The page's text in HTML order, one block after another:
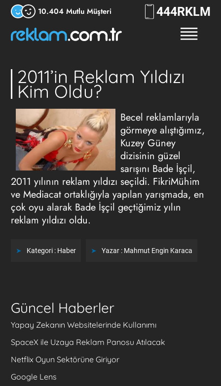
10.404 Mutlu Müşteri 444RKLM
2011’in Reklam Yıldızı
Kim Oldu?
Becel reklamlarıyla
görmeye alıştığımız,
Kuzey Güney
dizisinin güzel
sarışını Bade İşçil,
2011 yılının reklam yıldızı seçildi. FikriMühim
ve Mediacat ortaklığıyla yapılan yarışmada, en
çok oyu alarak Bade İşçil geçtiğimiz yılın
reklam yıldızı oldu.
Kategori : Haber Yazar : Mahmut Engin Karaca
Güncel Haberler
Yapay Zekanın Websitelerinde Kullanımı
SpaceX ile Uzaya Reklam Panosu Atılacak
Netflix Oyun Sektörüne Giriyor
Google Lens